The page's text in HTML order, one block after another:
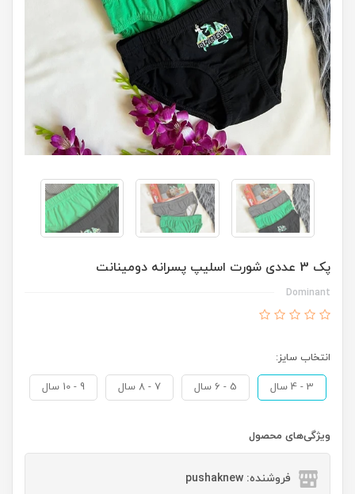
پک 3 عددی شورت اسلیپ پسرانه دومینانت
Dominant
انتخاب سایز:
3 - 4 سال 5 - 6 سال 7 - 8 سال 9 - 10 سال
ویژگی‌های محصول
فروشنده: pushaknew